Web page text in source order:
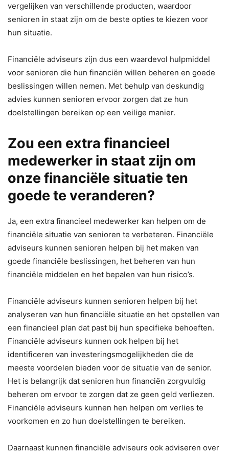
vergelijken van verschillende producten, waardoor
senioren in staat zijn om de beste opties te kiezen voor
hun situatie.
Financiële adviseurs zijn dus een waardevol hulpmiddel
voor senioren die hun financiën willen beheren en goede
beslissingen willen nemen. Met behulp van deskundig
advies kunnen senioren ervoor zorgen dat ze hun
doelstellingen bereiken op een veilige manier.
Zou een extra financieel
medewerker in staat zijn om
onze financiële situatie ten
goede te veranderen?
Ja, een extra financieel medewerker kan helpen om de
financiële situatie van senioren te verbeteren. Financiële
adviseurs kunnen senioren helpen bij het maken van
goede financiële beslissingen, het beheren van hun
financiële middelen en het bepalen van hun risico’s.
Financiële adviseurs kunnen senioren helpen bij het
analyseren van hun financiële situatie en het opstellen van
een financieel plan dat past bij hun specifieke behoeften.
Financiële adviseurs kunnen ook helpen bij het
identificeren van investeringsmogelijkheden die de
meeste voordelen bieden voor de situatie van de senior.
Het is belangrijk dat senioren hun financiën zorgvuldig
beheren om ervoor te zorgen dat ze geen geld verliezen.
Financiële adviseurs kunnen hen helpen om verlies te
voorkomen en zo hun doelstellingen te bereiken.
Daarnaast kunnen financiële adviseurs ook adviseren over